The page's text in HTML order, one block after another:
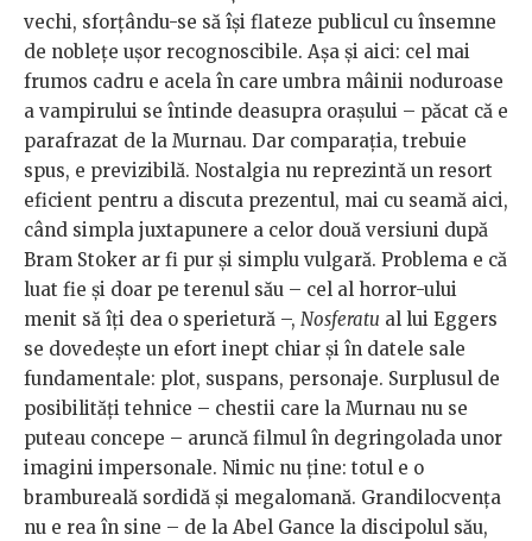
vechi, sforțându-se să își flateze publicul cu însemne
de noblețe ușor recognoscibile. Așa și aici: cel mai
frumos cadru e acela în care umbra mâinii noduroase
a vampirului se întinde deasupra orașului – păcat că e
parafrazat de la Murnau. Dar comparația, trebuie
spus, e previzibilă. Nostalgia nu reprezintă un resort
eficient pentru a discuta prezentul, mai cu seamă aici,
când simpla juxtapunere a celor două versiuni după
Bram Stoker ar fi pur și simplu vulgară. Problema e că
luat fie și doar pe terenul său – cel al horror-ului
menit să îți dea o sperietură –, Nosferatu al lui Eggers
se dovedește un efort inept chiar și în datele sale
fundamentale: plot, suspans, personaje. Surplusul de
posibilități tehnice – chestii care la Murnau nu se
puteau concepe – aruncă filmul în degringolada unor
imagini impersonale. Nimic nu ține: totul e o
brambureală sordidă și megalomană. Grandilocvența
nu e rea în sine – de la Abel Gance la discipolul său,